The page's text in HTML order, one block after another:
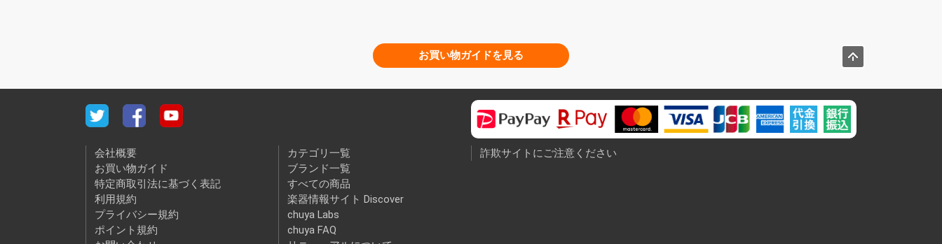
お買い物ガイドを見る
会社概要
お買い物ガイド
特定商取引法に基づく表記
利用規約
プライバシー規約
ポイント規約
カテゴリ一覧
ブランド一覧
すべての商品
楽器情報サイト Discover
chuya Labs
chuya FAQ
詐欺サイトにご注意ください